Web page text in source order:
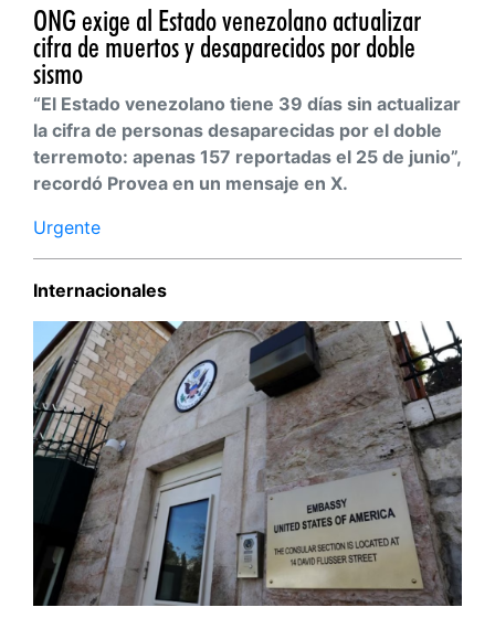
ONG exige al Estado venezolano actualizar
cifra de muertos y desaparecidos por doble
sismo
“El Estado venezolano tiene 39 días sin actualizar
la cifra de personas desaparecidas por el doble
terremoto: apenas 157 reportadas el 25 de junio”,
recordó Provea en un mensaje en X.
Urgente
Internacionales